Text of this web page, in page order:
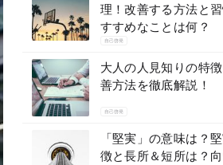
理！改善する方法と
すすめなことは何？
自己啓発
大人の人見知りの特
善方法を徹底解説！
自己啓発
「堅実」の意味は？
徴と長所＆短所は？